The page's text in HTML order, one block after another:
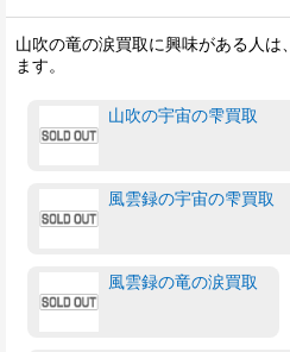
山吹の竜の涙買取に興味がある人
ます。
山吹の宇宙の雫買取
風雲録の宇宙の雫買取
風雲録の竜の涙買取